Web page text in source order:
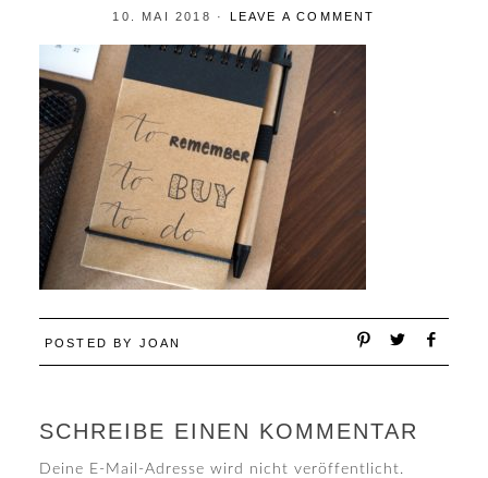
10. MAI 2018 · LEAVE A COMMENT
POSTED BY JOAN
SCHREIBE EINEN KOMMENTAR
Deine E-Mail-Adresse wird nicht veröffentlicht.